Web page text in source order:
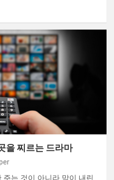
을 찌르는 드라마
는 것이 아니라 막이 내린